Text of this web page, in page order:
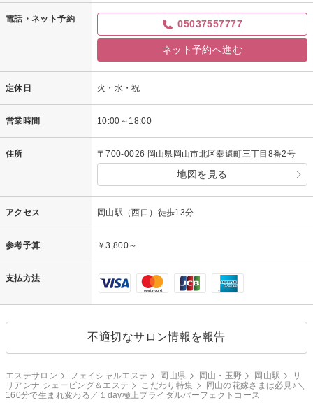
電話・ネット予約 05037557777
ネット予約へ進む
定休日 火・水・祝
営業時間 10:00～18:00
住所 〒700-0026 岡山県岡山市北区奉還町三丁目8番2号
地図を見る
アクセス 岡山駅（西口）徒歩13分
参考予算 ￥3,800～
支払方法
不適切なサロン情報を報告
エステサロン フェイシャルエステ 岡山県 岡山・玉野 岡山駅
リ
リアンナ シェービング＆エステ
こだわり特集
岡山の花嫁さまは必見♪＼
160分で生まれ変わる／１day極上ブライダルパーフェクトコース